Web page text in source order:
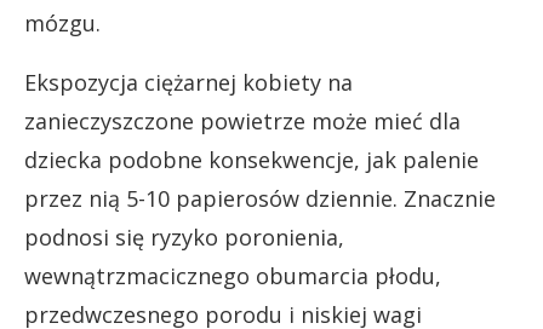
mózgu.
Ekspozycja ciężarnej kobiety na
zanieczyszczone powietrze może mieć dla
dziecka podobne konsekwencje, jak palenie
przez nią 5-10 papierosów dziennie. Znacznie
podnosi się ryzyko poronienia,
wewnątrzmacicznego obumarcia płodu,
przedwczesnego porodu i niskiej wagi